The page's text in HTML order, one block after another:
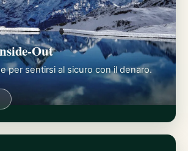
Out
per sentirsi al sicuro con il denaro.